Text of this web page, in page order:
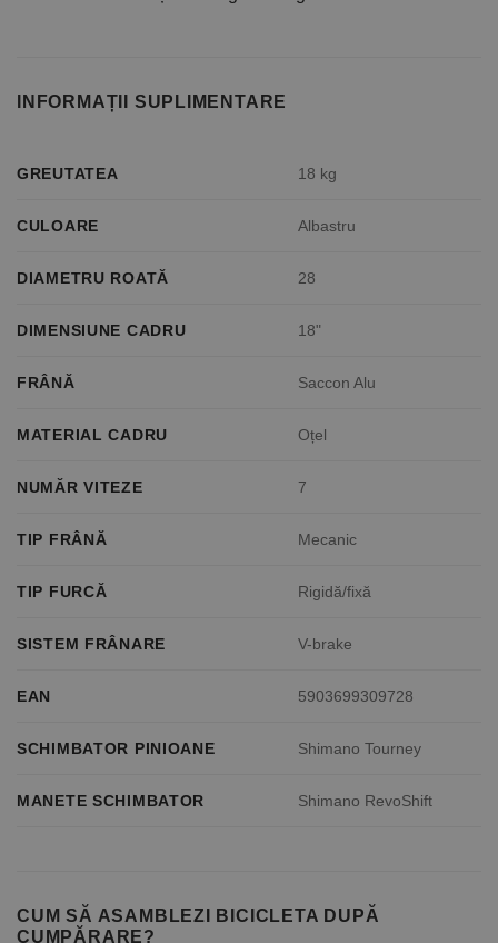
INFORMAȚII SUPLIMENTARE
GREUTATEA 18 kg
CULOARE Albastru
DIAMETRU ROATĂ 28
DIMENSIUNE CADRU 18"
FRÂNĂ Saccon Alu
MATERIAL CADRU Oțel
NUMĂR VITEZE 7
TIP FRÂNĂ Mecanic
TIP FURCĂ Rigidă/fixă
SISTEM FRÂNARE V-brake
EAN 5903699309728
SCHIMBATOR PINIOANE Shimano Tourney
MANETE SCHIMBATOR Shimano RevoShift
CUM SĂ ASAMBLEZI BICICLETA DUPĂ
CUMPĂRARE?